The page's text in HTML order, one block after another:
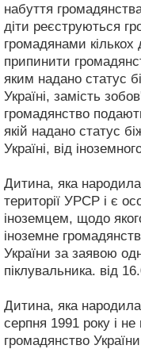
набуття
діти реєструються
громадянами
припинити
яким надано статус
Україні, замість
громадянство
якій надано статус
Україні, від
Дитина, яка
території УРСР і є
іноземцем, щодо
іноземне
України за заявою
піклувальника. від
Дитина, яка
серпня 1991 року і
громадянство